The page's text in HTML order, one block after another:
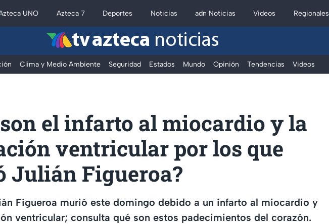
UNO Azteca 7 Deportes Noticias adn Noticias Videos Regionales
tv azteca noticias
Clima y Medio Ambiente Seguridad Estados Mundo Opinión Tendencias Videos
son el infarto al miocardio y la
ventricular por los que
Julián Figueroa?
Figueroa murió este domingo debido a un infarto al miocardio y
ventricular; consulta qué son estos padecimientos del corazón.